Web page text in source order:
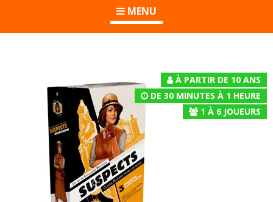
MENU
À PARTIR DE 10 ANS
DE 30 MINUTES À 1 HEURE
1 À 6 JOUEURS